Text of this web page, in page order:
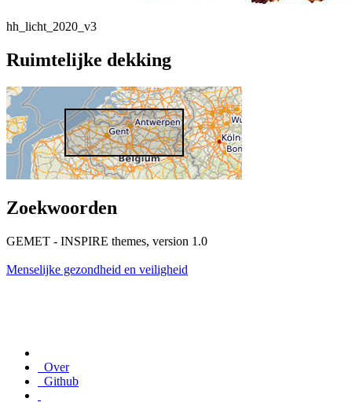
hh_licht_2020_v3
Ruimtelijke dekking
Zoekwoorden
GEMET - INSPIRE themes, version 1.0
Menselijke gezondheid en veiligheid
Over
Github